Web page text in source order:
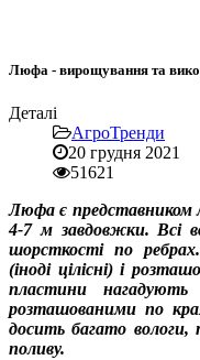
Люфа - вирощування та
Деталі
АгроТренди
20 грудня 2021
51621
Люфа є представником
4-7 м завдовжки. Всі
шорсткості по
(іноді цілісні) і
пластини
розташованими по
досить багато вологи,
поливу.